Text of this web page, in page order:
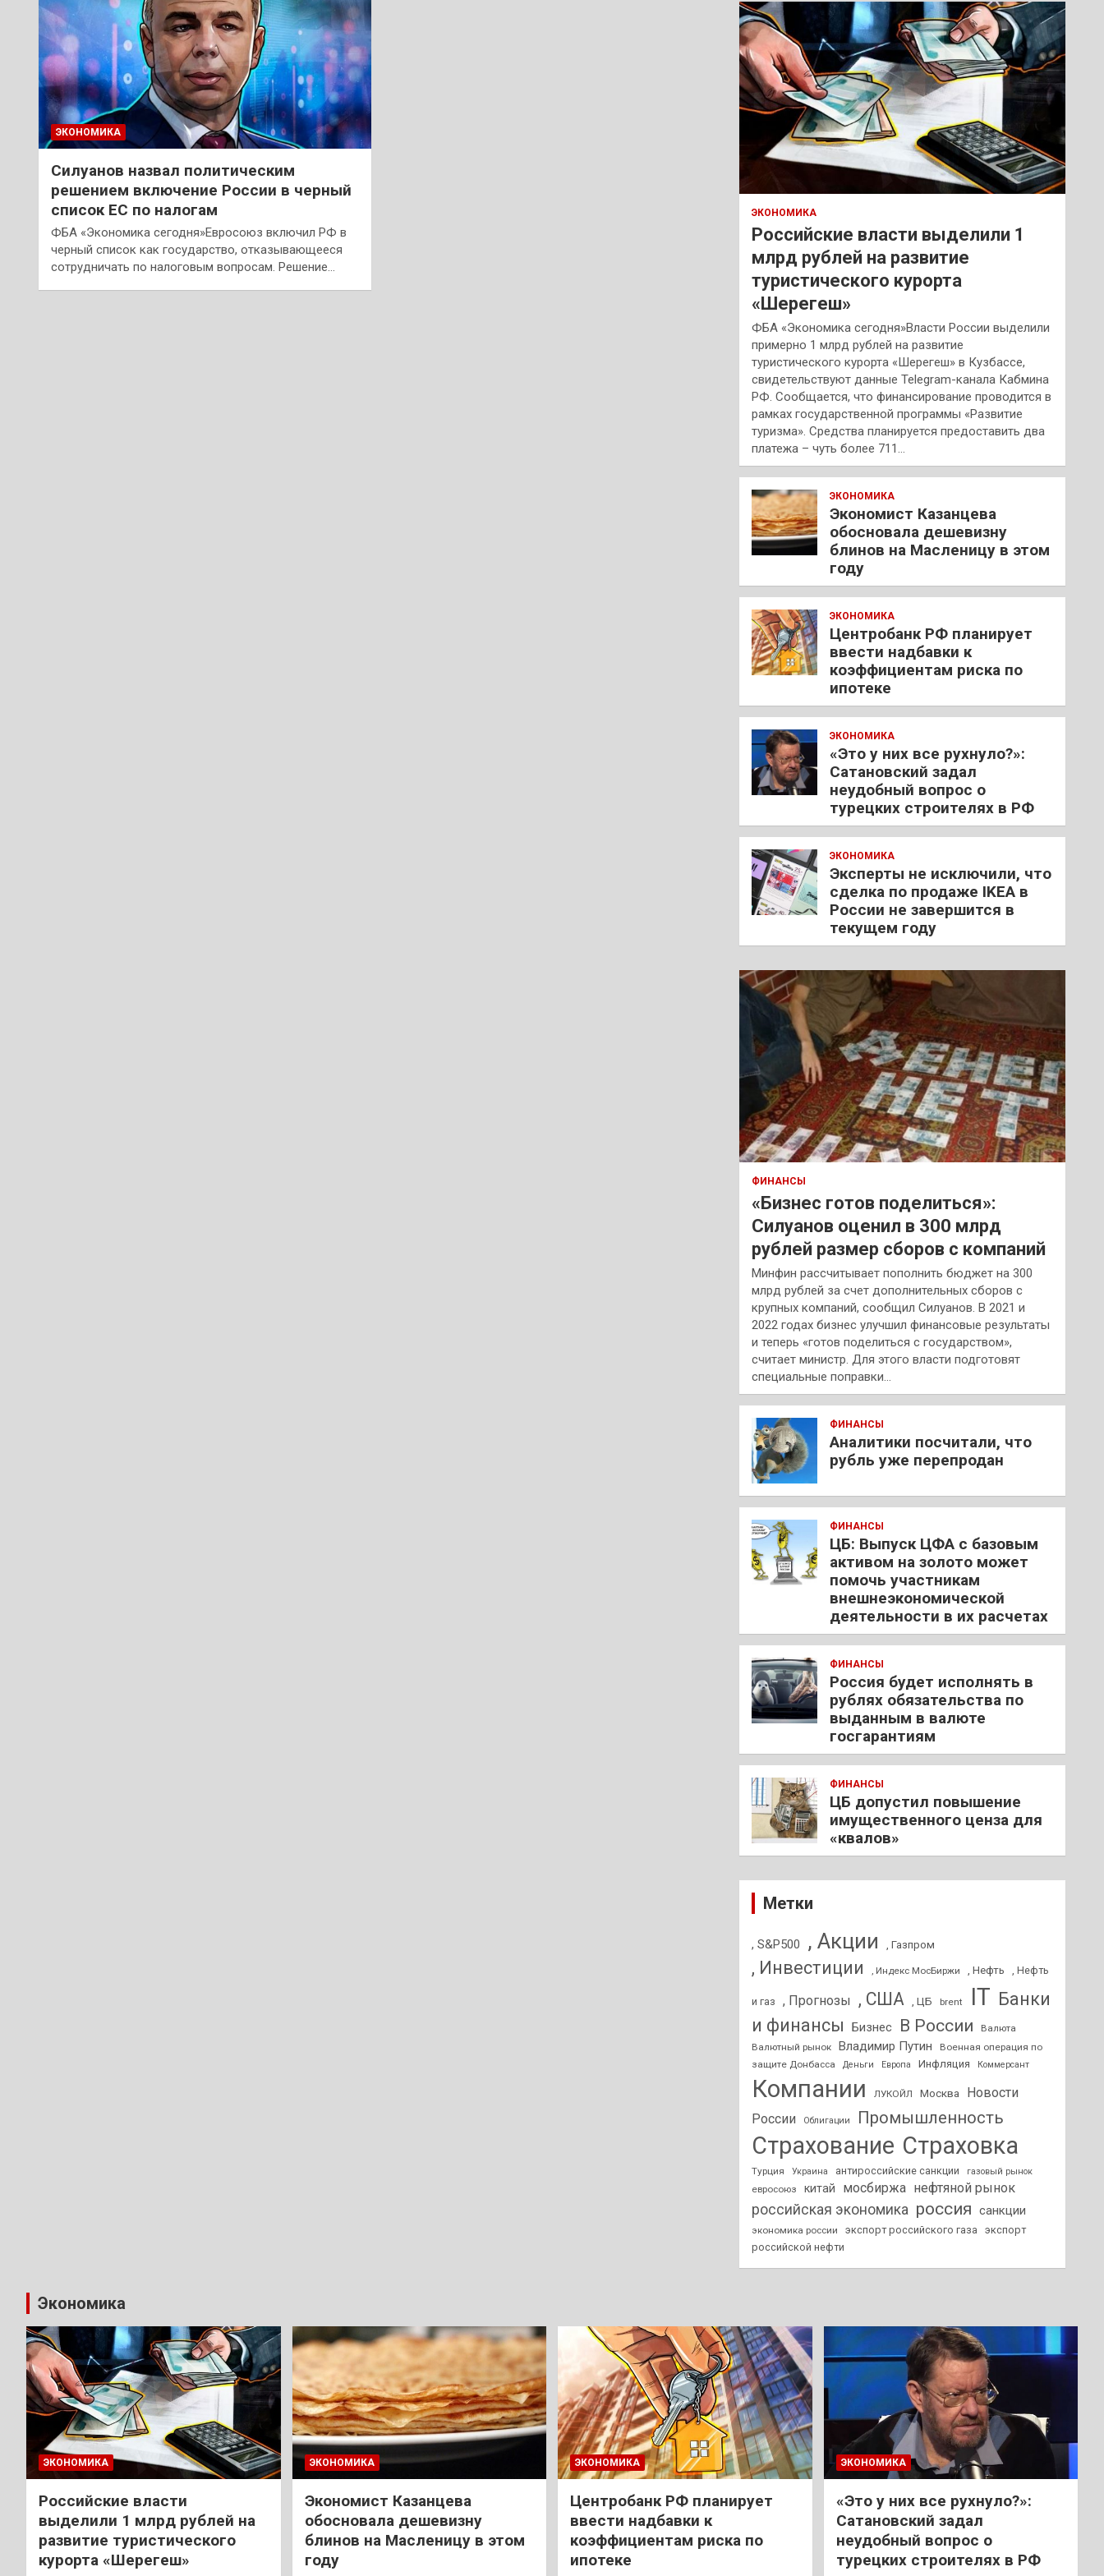
ЭКОНОМИКА
Силуанов назвал политическим
решением включение России в черный
список ЕС по налогам
ФБА «Экономика сегодня»Евросоюз включил РФ в
черный список как государство, отказывающееся
сотрудничать по налоговым вопросам. Решение…
к
ЭКОНОМИКА
Российские власти выделили 1
млрд рублей на развитие
туристического курорта
«Шерегеш»
ФБА «Экономика сегодня»Власти России выделили
примерно 1 млрд рублей на развитие
туристического курорта «Шерегеш» в Кузбассе,
свидетельствуют данные Telegram-канала Кабмина
РФ. Сообщается, что финансирование проводится в
рамках государственной программы «Развитие
туризма». Средства планируется предоставить два
платежа – чуть более 711…
ЭКОНОМИКА
Экономист Казанцева
обосновала дешевизну
блинов на Масленицу в этом
году
ЭКОНОМИКА
Центробанк РФ планирует
ввести надбавки к
коэффициентам риска по
ипотеке
ЭКОНОМИКА
«Это у них все рухнуло?»:
Сатановский задал
неудобный вопрос о
турецких строителях в РФ
ЭКОНОМИКА
Эксперты не исключили, что
сделка по продаже IKEA в
России не завершится в
текущем году
ФИНАНСЫ
«Бизнес готов поделиться»:
Силуанов оценил в 300 млрд
рублей размер сборов с компаний
Минфин рассчитывает пополнить бюджет на 300
млрд рублей за счет дополнительных сборов с
крупных компаний, сообщил Силуанов. В 2021 и
2022 годах бизнес улучшил финансовые результаты
и теперь «готов поделиться с государством»,
считает министр. Для этого власти подготовят
специальные поправки…
ФИНАНСЫ
Аналитики посчитали, что
рубль уже перепродан
ФИНАНСЫ
ЦБ: Выпуск ЦФА с базовым
активом на золото может
помочь участникам
внешнеэкономической
деятельности в их расчетах
ФИНАНСЫ
Россия будет исполнять в
рублях обязательства по
выданным в валюте
госгарантиям
ФИНАНСЫ
ЦБ допустил повышение
имущественного ценза для
«квалов»
Метки
, S&P500 , Акции , Газпром
, Инвестиции , Индекс МосБиржи , Нефть , Нефть
и газ , Прогнозы , США , ЦБ brent IT Банки
и финансы
Бизнес В России
Валюта
Валютный рынок
Владимир Путин
Военная операция по
защите Донбасса
Деньги Европа Инфляция Коммерсант
Компании ЛУКОЙЛ Москва
Новости
России
Облигации Промышленность
Страхование Страховка
Турция Украина антироссийские санкции газовый рынок
евросоюз китай мосбиржа нефтяной рынок
российская экономика россия санкции
экономика россии экспорт российского газа
экспорт
российской нефти
Экономика
ЭКОНОМИКА
Российские власти
выделили 1 млрд рублей на
развитие туристического
курорта «Шерегеш»
ЭКОНОМИКА
Экономист Казанцева
обосновала дешевизну
блинов на Масленицу в этом
году
ЭКОНОМИКА
Центробанк РФ планирует
ввести надбавки к
коэффициентам риска по
ипотеке
ЭКОНОМИКА
«Это у них все рухнуло?»:
Сатановский задал
неудобный вопрос о
турецких строителях в РФ